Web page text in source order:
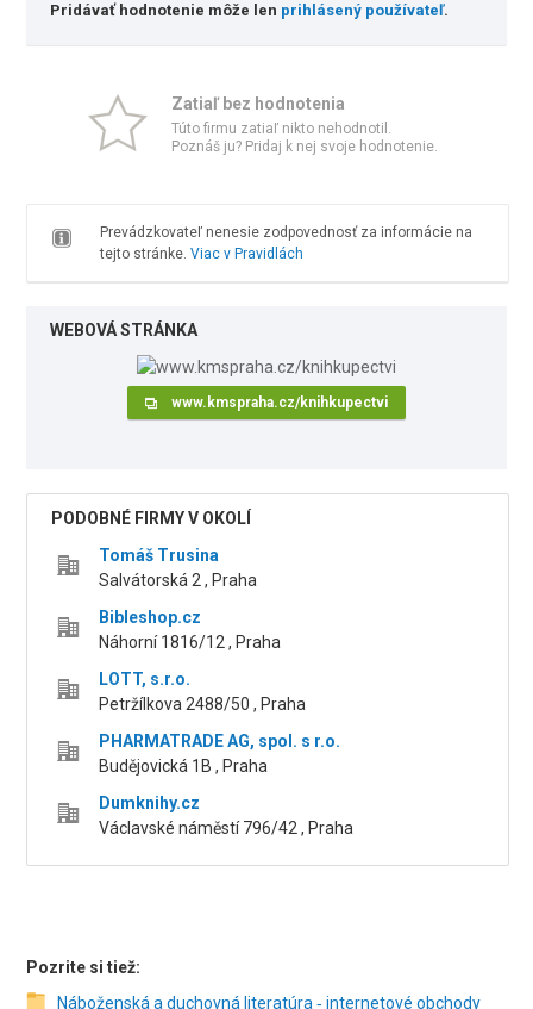
Pridávať hodnotenie môže len prihlásený používateľ.
Zatiaľ bez hodnotenia
Túto firmu zatiaľ nikto nehodnotil.
Poznáš ju? Pridaj k nej svoje hodnotenie.
Prevádzkovateľ nenesie zodpovednosť za informácie na
tejto stránke. Viac v Pravidlách
WEBOVÁ STRÁNKA
www.kmspraha.cz/knihkupectvi
PODOBNÉ FIRMY V OKOLÍ
Tomáš Trusina
Salvátorská 2 , Praha
Bibleshop.cz
Náhorní 1816/12 , Praha
LOTT, s.r.o.
Petržílkova 2488/50 , Praha
PHARMATRADE AG, spol. s r.o.
Budějovická 1B , Praha
Dumknihy.cz
Václavské náměstí 796/42 , Praha
Pozrite si tiež:
Náboženská a duchovná literatúra ‑ internetové obchody